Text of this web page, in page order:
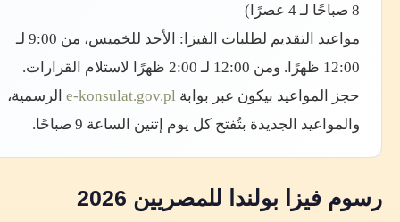
8 صباحًا لـ 4 عصرًا)
مواعيد التقديم لطلبات الفيزا: الأحد للخميس، من 9:00 لـ
12:00 ظهرًا. ومن 12:00 لـ 2:00 ظهرًا لاستلام القرارات.
حجز المواعيد بيكون عبر بوابة e-konsulat.gov.pl الرسمية،
والمواعيد الجديدة بتُفتح كل يوم إتنين الساعة 9 صباحًا.
رسوم فيزا بولندا للمصريين 2026